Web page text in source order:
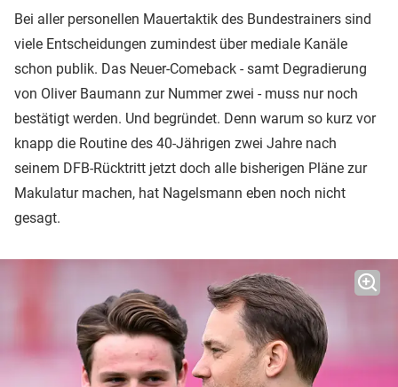
Bei aller personellen Mauertaktik des Bundestrainers sind
viele Entscheidungen zumindest über mediale Kanäle
schon publik. Das Neuer-Comeback - samt Degradierung
von Oliver Baumann zur Nummer zwei - muss nur noch
bestätigt werden. Und begründet. Denn warum so kurz vor
knapp die Routine des 40-Jährigen zwei Jahre nach
seinem DFB-Rücktritt jetzt doch alle bisherigen Pläne zur
Makulatur machen, hat Nagelsmann eben noch nicht
gesagt.